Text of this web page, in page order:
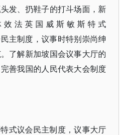
发、扔鞋子的打斗场面，新
法英国威斯敏斯特式
主制度，议事时特别崇尚绅
了解新加坡国会议事大厅的
善我国的人民代表大会制度
式议会民主制度，议事大厅